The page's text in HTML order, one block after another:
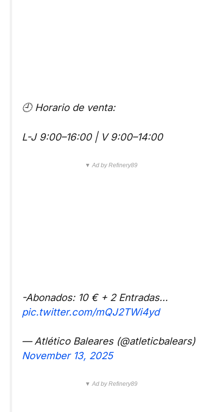
🕘 Horario de venta:
L-J 9:00–16:00 | V 9:00–14:00
▼ Ad by Refinery89
-Abonados: 10 € + 2 Entradas…
pic.twitter.com/mQJ2TWi4yd
— Atlético Baleares (@atleticbalears)
November 13, 2025
▼ Ad by Refinery89